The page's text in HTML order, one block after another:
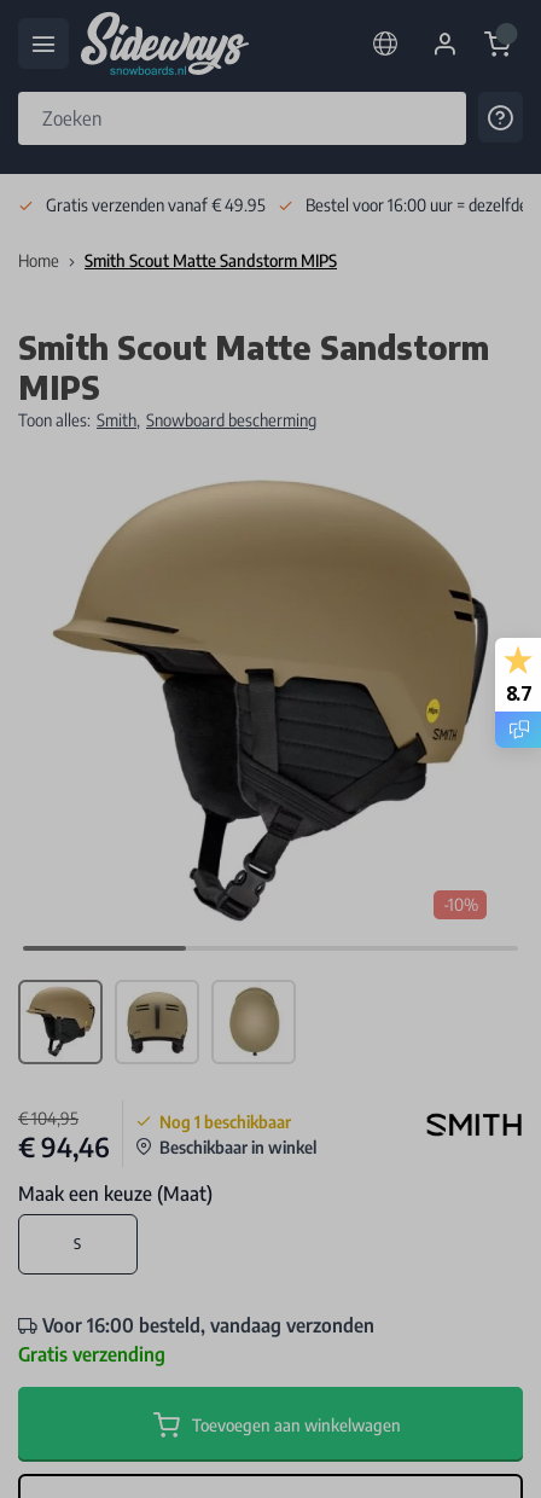
Cart
Gratis verzenden vanaf € 49.95 Bestel voor 16:00 uur = dezelfde
Home Smith Scout Matte Sandstorm MIPS
Smith Scout Matte Sandstorm
MIPS
Toon alles: Smith, Snowboard bescherming
-10%
€ 104,95
€ 94,46
Nog 1 beschikbaar
Beschikbaar in winkel
Maak een keuze (Maat)
S
Voor 16:00 besteld, vandaag verzonden
Gratis verzending
Toevoegen aan winkelwagen
8.7